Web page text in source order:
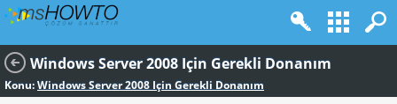
Windows Server 2008 Için Gerekli Donanım
Konu:Windows Server 2008 Için Gerekli Donanım